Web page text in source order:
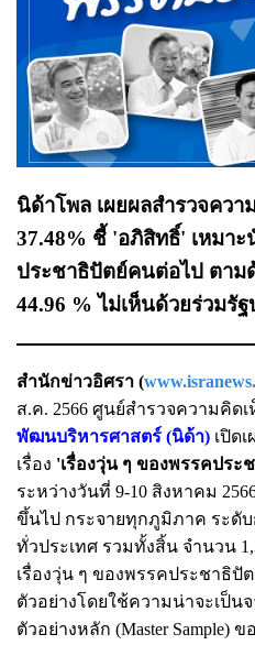
นิด้าโพล เผยผลสำรวจคว
37.48% ชี้ 'อภิสิทธิ์' เหมา
ประชาธิปัตย์คนต่อไป ตาม
44.96 % ไม่เห็นด้วยร่วมรั
สำนักข่าวอิศรา (
ส.ค. 2566 ศูนย์สำรวจความคิด
พัฒนบริหารศาสตร์ (นิด้า) เปิด
เรื่อง 'เรื่องวุ่น ๆ ของพรรคประ
ระหว่างวันที่ 9-10 สิงหาคม
ขึ้นไป กระจายทุกภูมิภาค ระดั
ทั่วประเทศ รวมทั้งสิ้น จำนวน
เรื่องวุ่น ๆ ของพรรคประชาธิปั
ตัวอย่างโดยใช้ความน่าจะเป็
ตัวอย่างหลัก (Master Sample)